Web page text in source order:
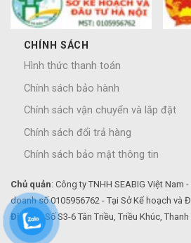
CHÍNH SÁCH
Hình thức thanh toán
Chính sách bảo hành
Chính sách vận chuyển và lắp đặt
Chính sách đổi trả hàng
Chính sách bảo mật thông tin
Chủ quản: Công ty TNHH SEABIG Việt Nam
doanh số 0105956762 - Tại Sở Kế hoạch và
Địa chỉ : Số S3-6 Tân Triều, Triều Khúc,